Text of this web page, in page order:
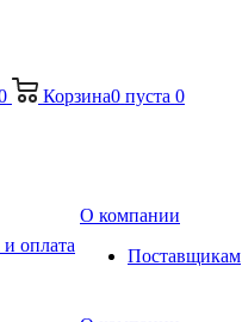
Корзина0 пуста 0
и оплата
О компании
Поставщикам